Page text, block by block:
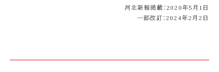
河北新報掲載：2020年5月1日
一部改訂：2024年2月2日